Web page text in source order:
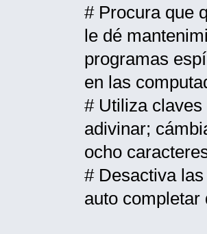
# Procura que
le dé
programas
en las
# Utiliza
adivinar;
ocho
# Desactiva
auto completar